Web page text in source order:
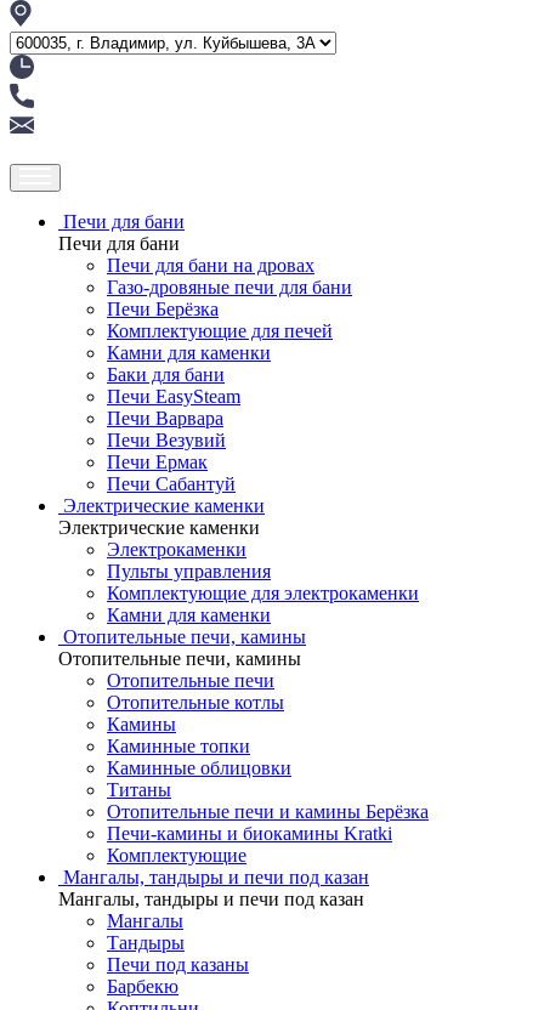
Печи для бани
Печи для бани
Печи для бани на дровах
Газо-дровяные печи для бани
Печи Берёзка
Комплектующие для печей
Камни для каменки
Баки для бани
Печи EasySteam
Печи Варвара
Печи Везувий
Печи Ермак
Печи Сабантуй
Электрические каменки
Электрические каменки
Электрокаменки
Пульты управления
Комплектующие для электрокаменки
Камни для каменки
Отопительные печи, камины
Отопительные печи, камины
Отопительные печи
Отопительные котлы
Камины
Каминные топки
Каминные облицовки
Титаны
Отопительные печи и камины Берёзка
Печи-камины и биокамины Kratki
Комплектующие
Мангалы, тандыры и печи под казан
Мангалы, тандыры и печи под казан
Мангалы
Тандыры
Печи под казаны
Барбекю